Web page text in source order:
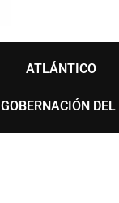
ATLÁNTICO
GOBERNACIÓN